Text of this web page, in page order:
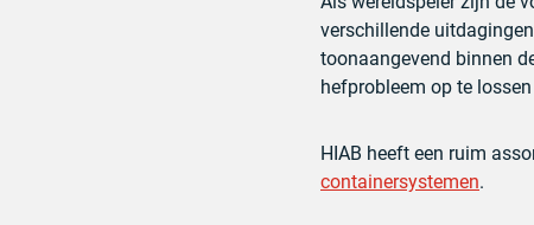
verschillende
toonaangevend binnen
hefprobleem op te
HIAB heeft een ruim
containersystemen.